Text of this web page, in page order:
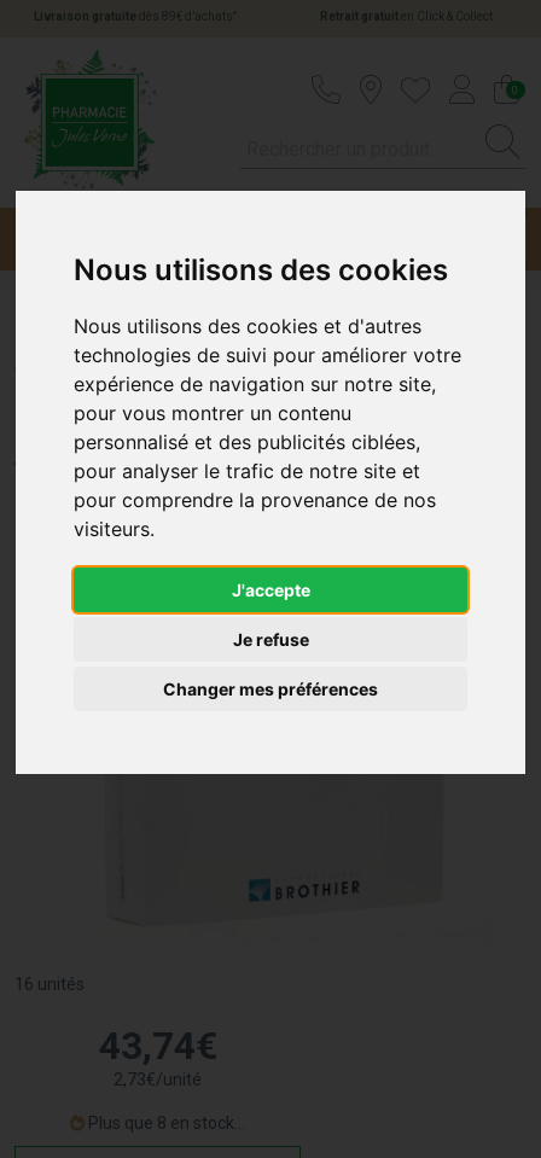
Nous utilisons des cookies
Nous utilisons des cookies et d'autres
technologies de suivi pour améliorer votre
expérience de navigation sur notre site,
pour vous montrer un contenu
personnalisé et des publicités ciblées,
pour analyser le trafic de notre site et
pour comprendre la provenance de nos
visiteurs.
J'accepte
Je refuse
Changer mes préférences
Livraison gratuite dès 89€ d’achats * Retrait gratuiten Click & Collect
0
Algosteril Compresses 10x10
cm x16
BROTHIER
16 unités
43,74€
2,73€/unité
Plus que 8 en stock...